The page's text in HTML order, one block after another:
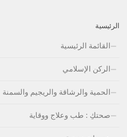
الرئيسية
القائمة الرئيسية
الركن الإسلامي
الحمية والرشاقة والريجيم والسمنة
صحتكِ : طب وعلاج ووقاية